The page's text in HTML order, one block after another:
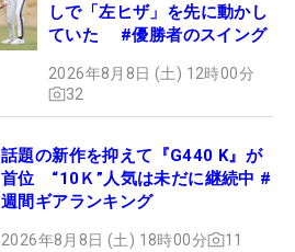
しで「左ヒザ」を先に動かし
ていた #優勝者のスイング
2026年8月8日 (土) 12時00分
32
話題の新作を抑えて『G440 K』が
首位 “10Ｋ”人気は未だに継続中 #
週間ギアランキング
2026年8月8日 (土) 18時00分 11